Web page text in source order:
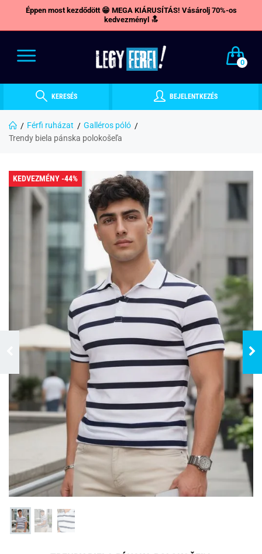
Éppen most kezdődött 😁 MEGA KIÁRUSÍTÁS! Vásárolj 70%-os
kedvezményl 🔝
0
KERESÉS BEJELENTKEZÉS
Férfi ruházat
Galléros póló
Trendy biela pánska polokošeľa
KEDVEZMÉNY -44%